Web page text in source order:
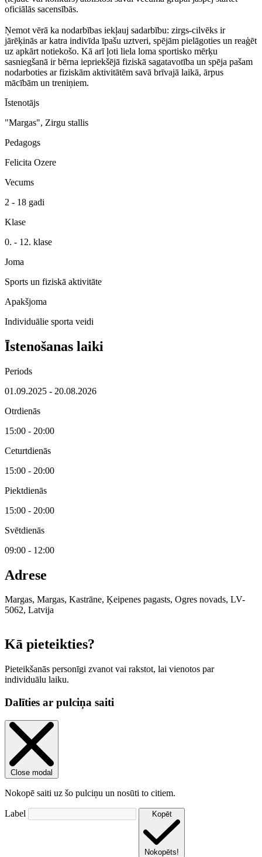
oficiālās sacensībās.
Ņemot vērā ka nodarbības iekļauj sadarbību: zirgs-cilvēks ir
jārēķinās ar katra indivīda īpašu uztveri, spējām pielāgoties un reaģēt
uz apkārt notiekošo. Kā arī ļoti liela loma sportisko mērķu
sasniegšanā ir bērna iepriekšējā fiziskā sagatavotība un spēja pašam
nodarboties ar fiziskām aktivitātēm savā brīvajā laikā, ārpus
mācībām un treniņiem.
Īstenotājs
"Margas", Zirgu stallis
Pedagogs
Felicita Ozere
Vecums
2 - 18 gadi
Klase
0. - 12. klase
Joma
Sports un fiziskā aktivitāte
Apakšjoma
Individuālie sporta veidi
Īstenošanas laiki
Periods
01.09.2025 - 20.08.2026
Otrdienās
15:00 - 20:00
Ceturtdienās
15:00 - 20:00
Piektdienās
15:00 - 20:00
Svētdienās
09:00 - 12:00
Adrese
Margas, Margas, Kastrāne, Ķeipenes pagasts, Ogres novads, LV-
5062, Latvija
Kā pieteikties?
Pieteikšanās personīgi zvanot vai rakstot, lai vienotos par
individuālu laiku.
Dalīties ar pulciņa saiti
Close modal
Nokopē saiti uz šo pulciņu un nosūti to citiem.
Label Kopēt
Nokopēts!